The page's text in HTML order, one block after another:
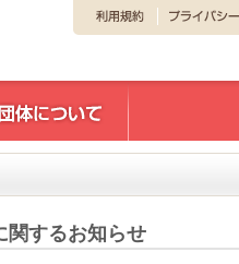
関するお知らせ